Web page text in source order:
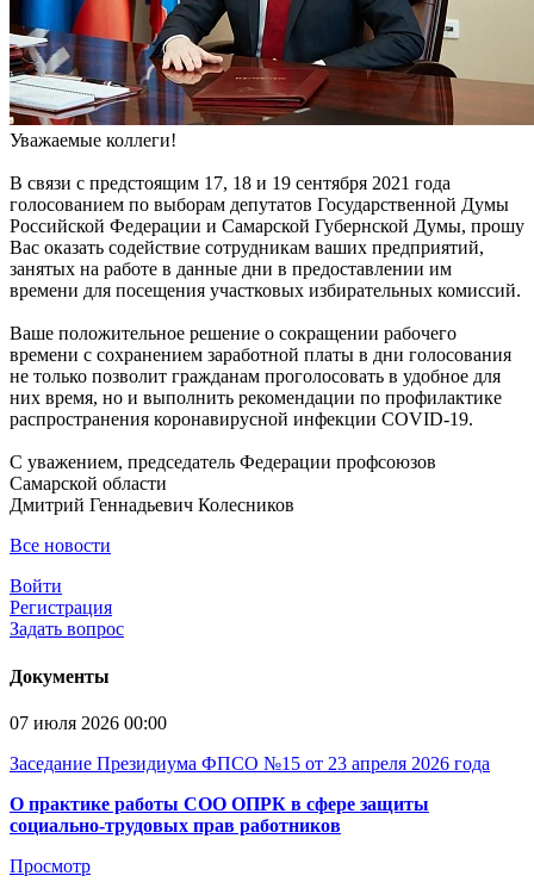
Уважаемые коллеги!
В связи с предстоящим 17, 18 и 19 сентября 2021 года
голосованием по выборам депутатов Государственной Думы
Российской Федерации и Самарской Губернской Думы, прошу
Вас оказать содействие сотрудникам ваших предприятий,
занятых на работе в данные дни в предоставлении им
времени для посещения участковых избирательных комиссий.
Ваше положительное решение о сокращении рабочего
времени с сохранением заработной платы в дни голосования
не только позволит гражданам проголосовать в удобное для
них время, но и выполнить рекомендации по профилактике
распространения коронавирусной инфекции COVID-19.
С уважением, председатель Федерации профсоюзов
Самарской области
Дмитрий Геннадьевич Колесников
Все новости
Войти
Регистрация
Задать вопрос
Документы
07 июля 2026 00:00
Заседание Президиума ФПСО №15 от 23 апреля 2026 года
О практике работы СОО ОПРК в сфере защиты
социально-трудовых прав работников
Просмотр